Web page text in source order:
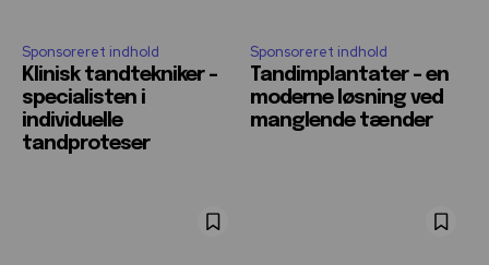
Sponsoreret indhold
Klinisk tandtekniker –
specialisten i
individuelle
tandproteser
Sponsoreret indhold
Tandimplantater – en
moderne løsning ved
manglende tænder